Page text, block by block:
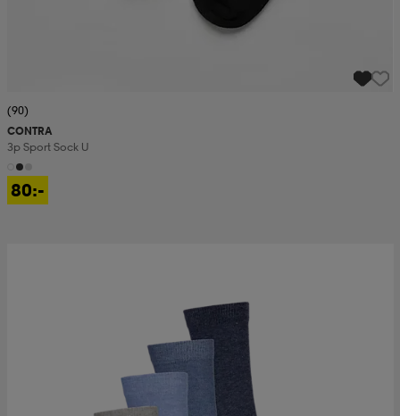
(90)
CONTRA
3p Sport Sock U
80:-